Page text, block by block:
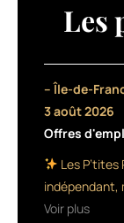
d’enregistrer
développement
Dessange
International
avec
salons
Les
– Île-de-
3 août 2026
Offres
Les
indépendant,
Voir plus